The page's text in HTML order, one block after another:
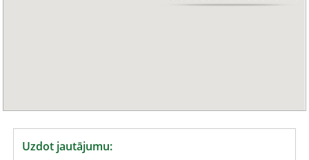
Uzdot jautājumu: